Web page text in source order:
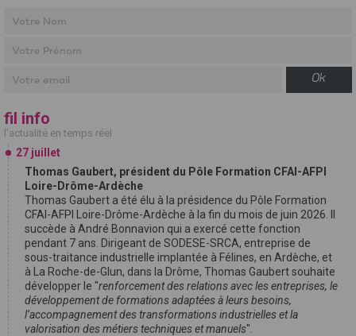
Ok
fil info
l'actualité en temps réel
27 juillet
Thomas Gaubert, président du Pôle Formation CFAI-AFPI
Loire-Drôme-Ardèche
Thomas Gaubert a été élu à la présidence du Pôle Formation
CFAI-AFPI Loire-Drôme-Ardèche à la fin du mois de juin 2026. Il
succède à André Bonnavion qui a exercé cette fonction
pendant 7 ans. Dirigeant de SODESE-SRCA, entreprise de
sous-traitance industrielle implantée à Félines, en Ardèche, et
à La Roche-de-Glun, dans la Drôme, Thomas Gaubert souhaite
développer le "renforcement des relations avec les entreprises, le
développement de formations adaptées à leurs besoins,
l’accompagnement des transformations industrielles et la
valorisation des métiers techniques et manuels".